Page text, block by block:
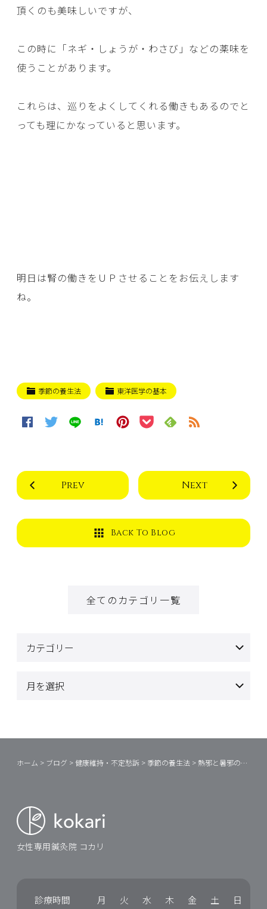
頂くのも美味しいですが、
この時に「ネギ・しょうが・わさび」などの薬味を
使うことがあります。
これらは、巡りをよくしてくれる働きもあるのでと
っても理にかなっていると思います。
明日は腎の働きをＵＰさせることをお伝えします
ね。
季節の養生法 東洋医学の基本
Prev Next
Back To Blog
全てのカテゴリ一覧
ホーム > ブログ >健康維持・不定愁訴 > 季節の養生法 >熱邪と暑邪の対処法①
女性専用鍼灸院 コカリ
診療時間 月 火 水 木 金 土 日